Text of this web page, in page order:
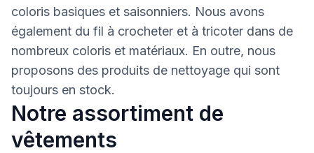
coloris basiques et saisonniers. Nous avons
également du fil à crocheter et à tricoter dans de
nombreux coloris et matériaux. En outre, nous
proposons des produits de nettoyage qui sont
toujours en stock.
Notre assortiment de
vêtements